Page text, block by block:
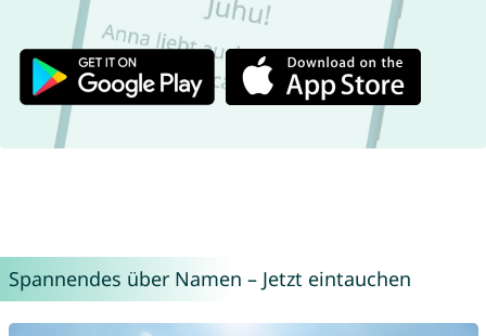
Spannendes über Namen – Jetzt eintauchen